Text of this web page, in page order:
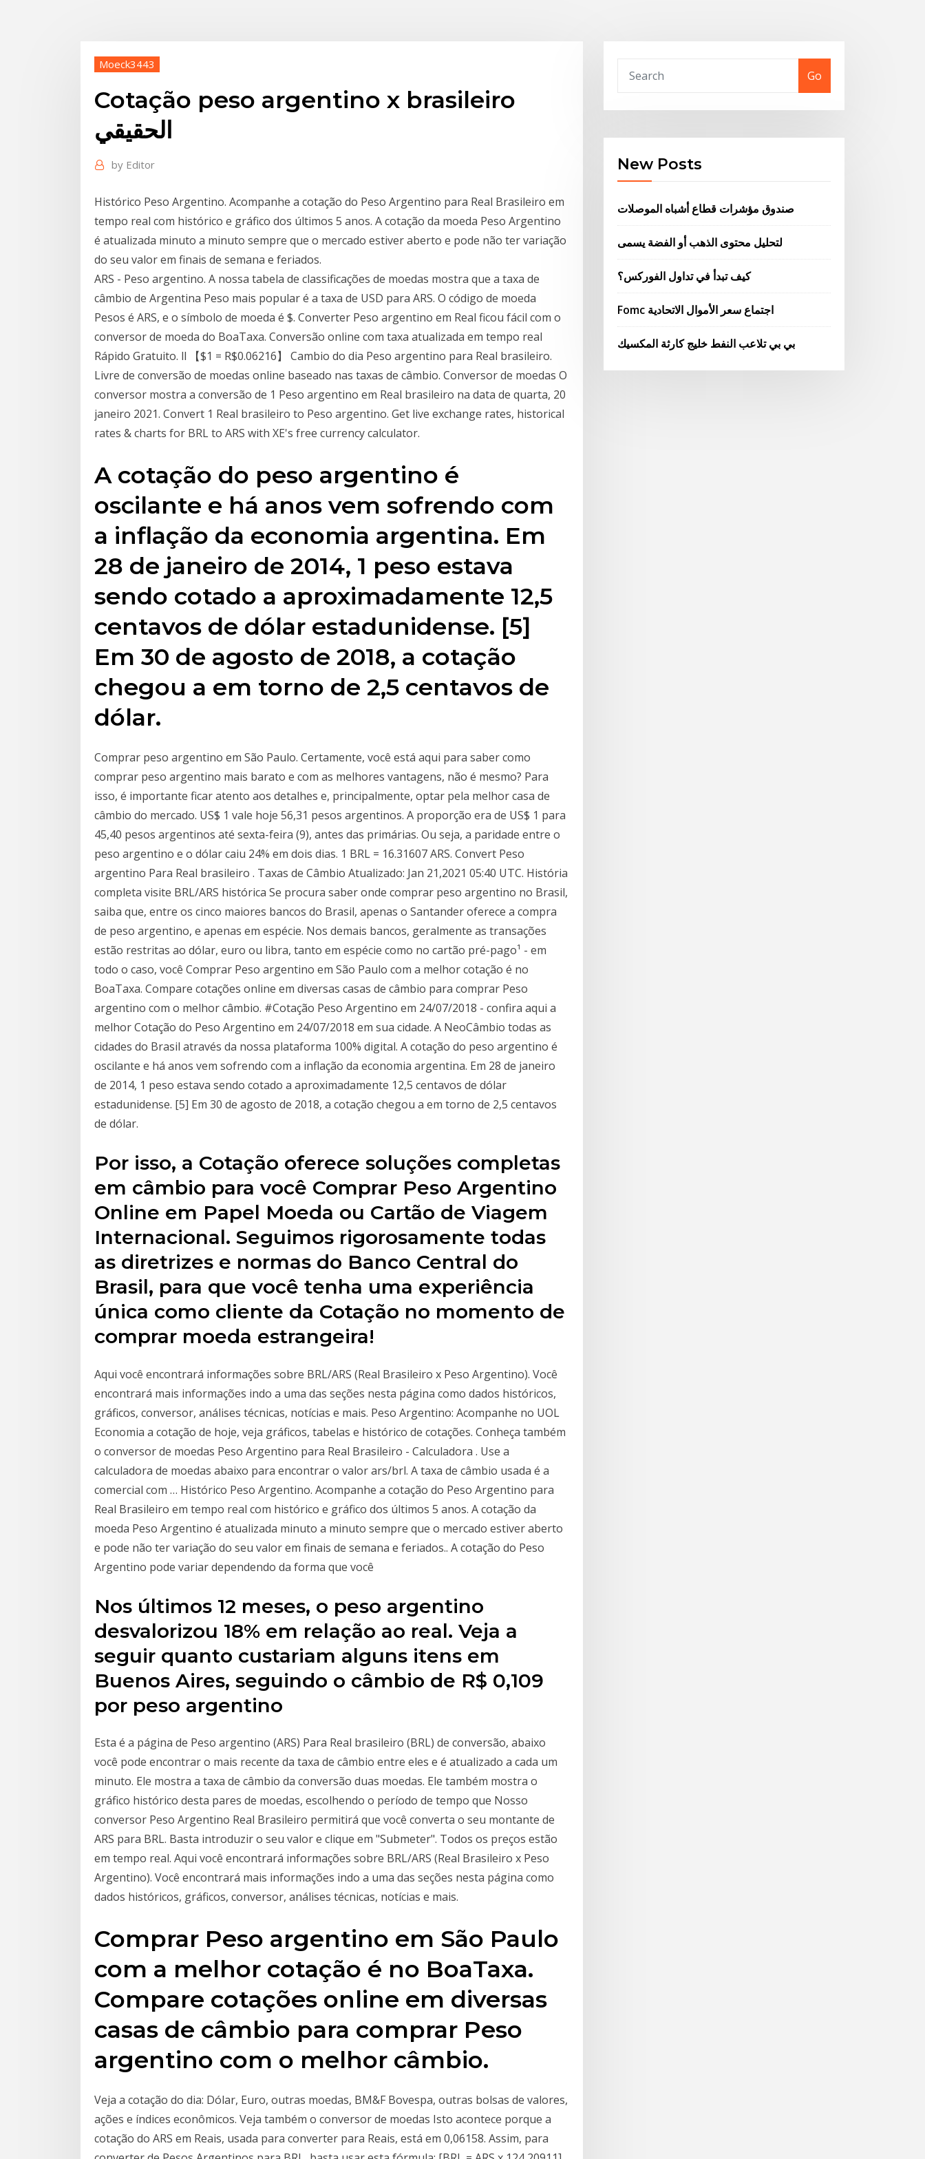
Moeck3443
Cotação peso argentino x brasileiro
الحقيقي
by Editor
Histórico Peso Argentino. Acompanhe a cotação do Peso Argentino para Real Brasileiro em
tempo real com histórico e gráfico dos últimos 5 anos. A cotação da moeda Peso Argentino
é atualizada minuto a minuto sempre que o mercado estiver aberto e pode não ter variação
do seu valor em finais de semana e feriados.
ARS - Peso argentino. A nossa tabela de classificações de moedas mostra que a taxa de
câmbio de Argentina Peso mais popular é a taxa de USD para ARS. O código de moeda
Pesos é ARS, e o símbolo de moeda é $. Converter Peso argentino em Real ficou fácil com o
conversor de moeda do BoaTaxa. Conversão online com taxa atualizada em tempo real
Rápido Gratuito. ll 【$1 = R$0.06216】 Cambio do dia Peso argentino para Real brasileiro.
Livre de conversão de moedas online baseado nas taxas de câmbio. Conversor de moedas O
conversor mostra a conversão de 1 Peso argentino em Real brasileiro na data de quarta, 20
janeiro 2021. Convert 1 Real brasileiro to Peso argentino. Get live exchange rates, historical
rates & charts for BRL to ARS with XE's free currency calculator.
A cotação do peso argentino é
oscilante e há anos vem sofrendo com
a inflação da economia argentina. Em
28 de janeiro de 2014, 1 peso estava
sendo cotado a aproximadamente 12,5
centavos de dólar estadunidense. [5]
Em 30 de agosto de 2018, a cotação
chegou a em torno de 2,5 centavos de
dólar.
Comprar peso argentino em São Paulo. Certamente, você está aqui para saber como
comprar peso argentino mais barato e com as melhores vantagens, não é mesmo? Para
isso, é importante ficar atento aos detalhes e, principalmente, optar pela melhor casa de
câmbio do mercado. US$ 1 vale hoje 56,31 pesos argentinos. A proporção era de US$ 1 para
45,40 pesos argentinos até sexta-feira (9), antes das primárias. Ou seja, a paridade entre o
peso argentino e o dólar caiu 24% em dois dias. 1 BRL = 16.31607 ARS. Convert Peso
argentino Para Real brasileiro . Taxas de Câmbio Atualizado: Jan 21,2021 05:40 UTC. História
completa visite BRL/ARS histórica Se procura saber onde comprar peso argentino no Brasil,
saiba que, entre os cinco maiores bancos do Brasil, apenas o Santander oferece a compra
de peso argentino, e apenas em espécie. Nos demais bancos, geralmente as transações
estão restritas ao dólar, euro ou libra, tanto em espécie como no cartão pré-pago¹ - em
todo o caso, você Comprar Peso argentino em São Paulo com a melhor cotação é no
BoaTaxa. Compare cotações online em diversas casas de câmbio para comprar Peso
argentino com o melhor câmbio. #Cotação Peso Argentino em 24/07/2018 - confira aqui a
melhor Cotação do Peso Argentino em 24/07/2018 em sua cidade. A NeoCâmbio todas as
cidades do Brasil através da nossa plataforma 100% digital. A cotação do peso argentino é
oscilante e há anos vem sofrendo com a inflação da economia argentina. Em 28 de janeiro
de 2014, 1 peso estava sendo cotado a aproximadamente 12,5 centavos de dólar
estadunidense. [5] Em 30 de agosto de 2018, a cotação chegou a em torno de 2,5 centavos
de dólar.
Por isso, a Cotação oferece soluções completas
em câmbio para você Comprar Peso Argentino
Online em Papel Moeda ou Cartão de Viagem
Internacional. Seguimos rigorosamente todas
as diretrizes e normas do Banco Central do
Brasil, para que você tenha uma experiência
única como cliente da Cotação no momento de
comprar moeda estrangeira!
Aqui você encontrará informações sobre BRL/ARS (Real Brasileiro x Peso Argentino). Você
encontrará mais informações indo a uma das seções nesta página como dados históricos,
gráficos, conversor, análises técnicas, notícias e mais. Peso Argentino: Acompanhe no UOL
Economia a cotação de hoje, veja gráficos, tabelas e histórico de cotações. Conheça também
o conversor de moedas Peso Argentino para Real Brasileiro - Calculadora . Use a
calculadora de moedas abaixo para encontrar o valor ars/brl. A taxa de câmbio usada é a
comercial com … Histórico Peso Argentino. Acompanhe a cotação do Peso Argentino para
Real Brasileiro em tempo real com histórico e gráfico dos últimos 5 anos. A cotação da
moeda Peso Argentino é atualizada minuto a minuto sempre que o mercado estiver aberto
e pode não ter variação do seu valor em finais de semana e feriados.. A cotação do Peso
Argentino pode variar dependendo da forma que você
Nos últimos 12 meses, o peso argentino
desvalorizou 18% em relação ao real. Veja a
seguir quanto custariam alguns itens em
Buenos Aires, seguindo o câmbio de R$ 0,109
por peso argentino
Esta é a página de Peso argentino (ARS) Para Real brasileiro (BRL) de conversão, abaixo
você pode encontrar o mais recente da taxa de câmbio entre eles e é atualizado a cada um
minuto. Ele mostra a taxa de câmbio da conversão duas moedas. Ele também mostra o
gráfico histórico desta pares de moedas, escolhendo o período de tempo que Nosso
conversor Peso Argentino Real Brasileiro permitirá que você converta o seu montante de
ARS para BRL. Basta introduzir o seu valor e clique em "Submeter". Todos os preços estão
em tempo real. Aqui você encontrará informações sobre BRL/ARS (Real Brasileiro x Peso
Argentino). Você encontrará mais informações indo a uma das seções nesta página como
dados históricos, gráficos, conversor, análises técnicas, notícias e mais.
Comprar Peso argentino em São Paulo
com a melhor cotação é no BoaTaxa.
Compare cotações online em diversas
casas de câmbio para comprar Peso
argentino com o melhor câmbio.
Veja a cotação do dia: Dólar, Euro, outras moedas, BM&F Bovespa, outras bolsas de valores,
ações e índices econômicos. Veja também o conversor de moedas Isto acontece porque a
cotação do ARS em Reais, usada para converter para Reais, está em 0,06158. Assim, para
Go
New Posts
صندوق مؤشرات قطاع أشباه الموصلات
لتحليل محتوى الذهب أو الفضة يسمى
كيف تبدأ في تداول الفوركس؟
Fomc اجتماع سعر الأموال الاتحادية
بي بي تلاعب النفط خليج كارثة المكسيك